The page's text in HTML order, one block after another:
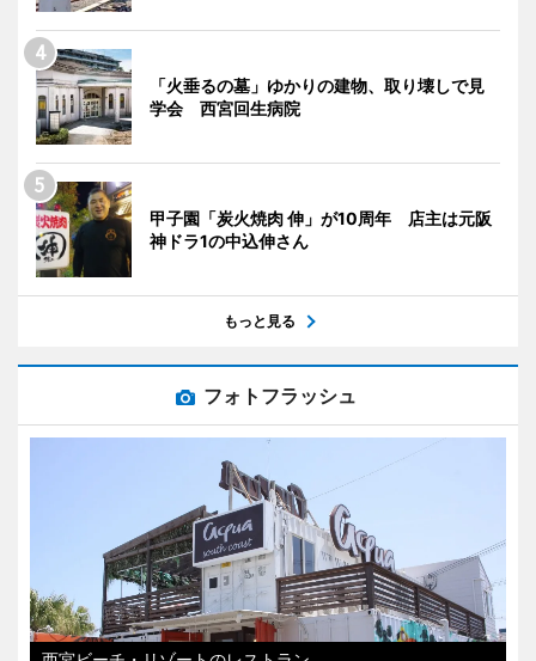
「火垂るの墓」ゆかりの建物、取り壊しで見
学会 西宮回生病院
甲子園「炭火焼肉 伸」が10周年 店主は元阪
神ドラ1の中込伸さん
もっと見る
フォトフラッシュ